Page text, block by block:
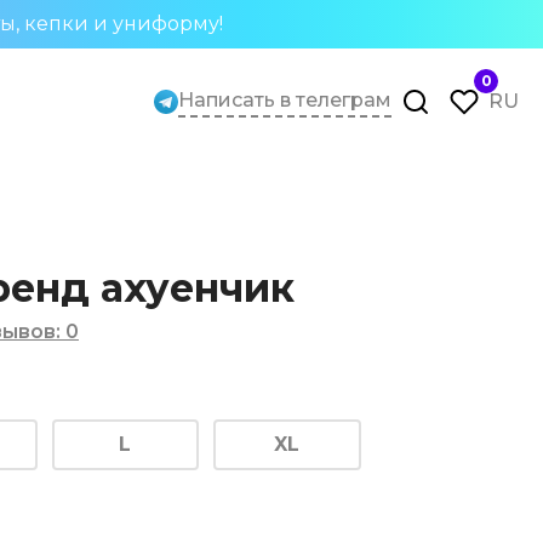
кепки и униформу!
Написать в телеграм
0
RU
ахуенчик
: 0
L XL